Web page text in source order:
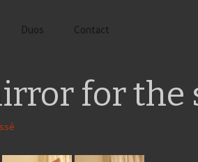
Duos
avec Gaïa
avec Tom Mac Gregor
Contact
for the